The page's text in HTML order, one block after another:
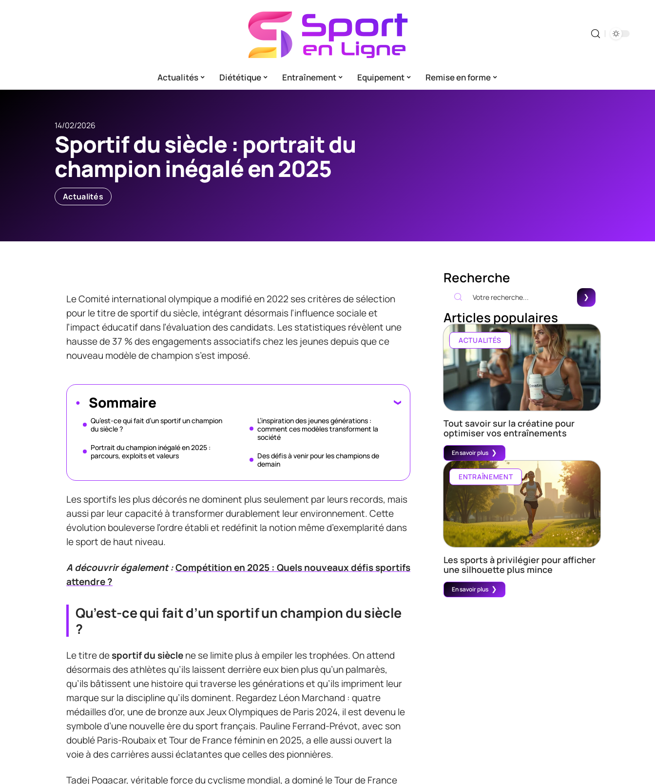
Actualités Diététique Entraînement Equipement Remise en forme
14/02/2026
Sportif du siècle : portrait du
champion inégalé en 2025
Actualités
Le Comité international olympique a modifié en 2022 ses critères de sélection
pour le titre de sportif du siècle, intégrant désormais l’influence sociale et
l’impact éducatif dans l’évaluation des candidats. Les statistiques révèlent une
hausse de 37 % des engagements associatifs chez les jeunes depuis que ce
nouveau modèle de champion s’est imposé.
Sommaire
Qu’est-ce qui fait d’un sportif un champion
du siècle ?
Portrait du champion inégalé en 2025 :
parcours, exploits et valeurs
L’inspiration des jeunes générations :
comment ces modèles transforment la
société
Des défis à venir pour les champions de
demain
Les sportifs les plus décorés ne dominent plus seulement par leurs records, mais
aussi par leur capacité à transformer durablement leur environnement. Cette
évolution bouleverse l’ordre établi et redéfinit la notion même d’exemplarité dans
le sport de haut niveau.
A découvrir également :Compétition en 2025 : Quels nouveaux défis sportifs
attendre ?
Qu’est-ce qui fait d’un sportif un champion du siècle
?
Le titre desportif du sièclene se limite plus à empiler les trophées. On attend
désormais des athlètes qu’ils laissent derrière eux bien plus qu’un palmarès,
qu’ils bâtissent une histoire qui traverse les générations et qu’ils impriment leur
marque sur la discipline qu’ils dominent. Regardez Léon Marchand : quatre
médailles d’or, une de bronze aux Jeux Olympiques de Paris 2024, il est devenu le
symbole d’une nouvelle ère du sport français. Pauline Ferrand-Prévot, avec son
doublé Paris-Roubaix et Tour de France féminin en 2025, a elle aussi ouvert la
voie à des carrières aussi éclatantes que celles des pionnières.
Tadej Pogacar, véritable force du cyclisme mondial, a dominé le Tour de France
Recherche
Articles populaires
ACTUALITÉS
Tout savoir sur la créatine pour
optimiser vos entraînements
En savoir plus
ENTRAÎNEMENT
Les sports à privilégier pour afficher
une silhouette plus mince
En savoir plus